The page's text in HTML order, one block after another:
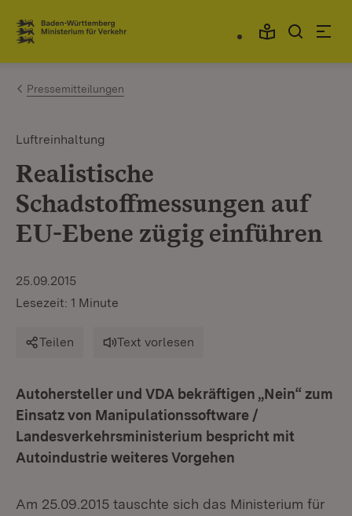
Zum Inhalt springen
Link zur Startseite
Pressemitteilungen
Luftreinhaltung
Realistische
Schadstoffmessungen auf
EU-Ebene zügig einführen
25.09.2015
Lesezeit: 1 Minute
Teilen Text vorlesen
Autohersteller und VDA bekräftigen „Nein“ zum
Einsatz von Manipulationssoftware /
Landesverkehrsministerium bespricht mit
Autoindustrie weiteres Vorgehen
Am 25.09.2015 tauschte sich das Ministerium für